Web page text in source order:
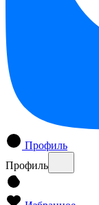
Профиль
Профиль